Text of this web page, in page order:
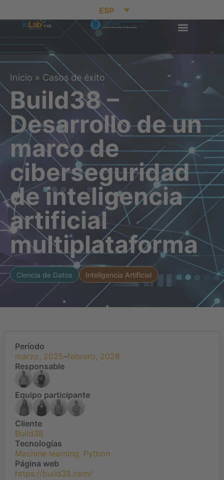
ESP
Inicio » Casos de éxito
Build38 –
Desarrollo de un
marco de
ciberseguridad
de inteligencia
artificial
multiplataforma
Ciencia de Datos Inteligencia Artificial
Período
marzo, 2025–febrero, 2026
Responsable
Equipo participante
Cliente
Build38
Tecnologías
Machine learning, Python
Página web
https://build38.com/